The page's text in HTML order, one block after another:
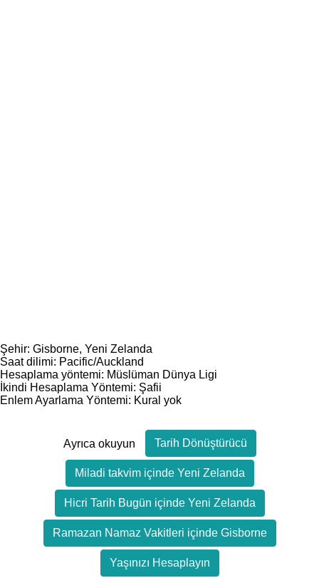
Şehir: Gisborne, Yeni Zelanda
Saat dilimi: Pacific/Auckland
Hesaplama yöntemi: Müslüman Dünya Ligi
İkindi Hesaplama Yöntemi: Şafii
Enlem Ayarlama Yöntemi: Kural yok
Ayrıca okuyun Tarih Dönüştürücü
Miladi takvim içinde Yeni Zelanda
Hicri Tarih Bugün içinde Yeni Zelanda
Ramazan Namaz Vakitleri içinde Gisborne
Yaşınızı Hesaplayın